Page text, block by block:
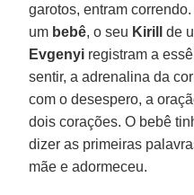
garotos, entram
um bebê, o seu Kirill
de
Evgenyi registram a
sentir, a adrenalina da
com o desespero, a
dois corações. O bebê
dizer as primeiras
mãe e adormeceu.